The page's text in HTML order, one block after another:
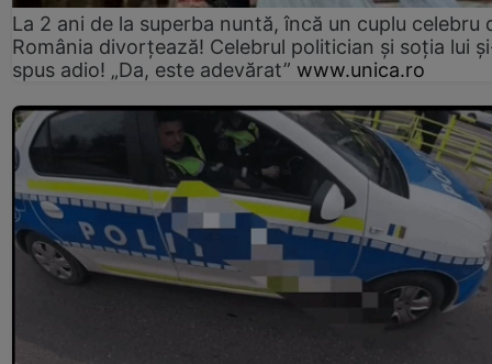
La 2 ani de la superba nuntă, încă un cuplu celebru
România divorțează! Celebrul politician și soția lui
spus adio! „Da, este adevărat” www.unica.ro